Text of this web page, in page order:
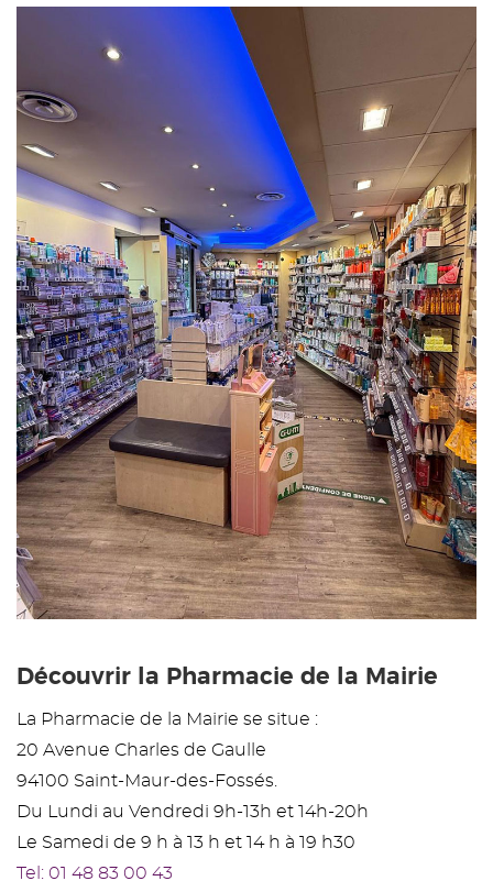
Découvrir la Pharmacie de la Mairie
La Pharmacie de la Mairie se situe :
20 Avenue Charles de Gaulle
94100 Saint-Maur-des-Fossés.
Du Lundi au Vendredi 9h-13h et 14h-20h
Le Samedi de 9 h à 13 h et 14 h à 19 h30
Tel: 01 48 83 00 43